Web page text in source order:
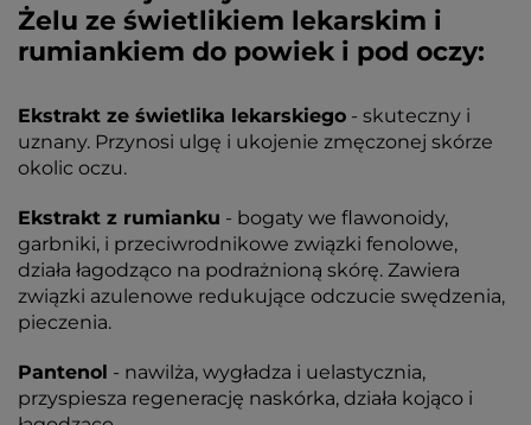
Żelu ze świetlikiem lekarskim i
rumiankiem do powiek i pod oczy:
Ekstrakt ze świetlika lekarskiego - skuteczny i
uznany. Przynosi ulgę i ukojenie zmęczonej skórze
okolic oczu.
Ekstrakt z rumianku - bogaty we flawonoidy,
garbniki, i przeciwrodnikowe związki fenolowe,
działa łagodząco na podrażnioną skórę. Zawiera
związki azulenowe redukujące odczucie swędzenia,
pieczenia.
Pantenol - nawilża, wygładza i uelastycznia,
przyspiesza regenerację naskórka, działa kojąco i